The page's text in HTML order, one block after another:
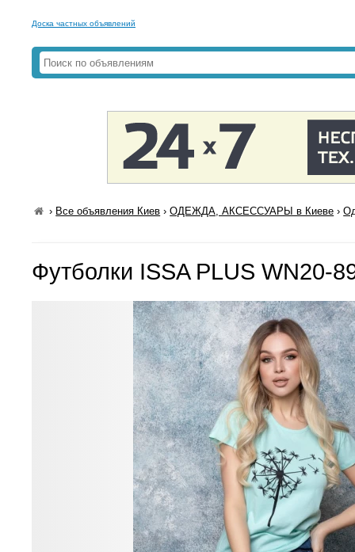
Доска частных объявлений
› Все объявления Киев ›ОДЕЖДА, АКСЕССУАРЫ в Киеве ›
Футболки ISSA PLUS WN20-